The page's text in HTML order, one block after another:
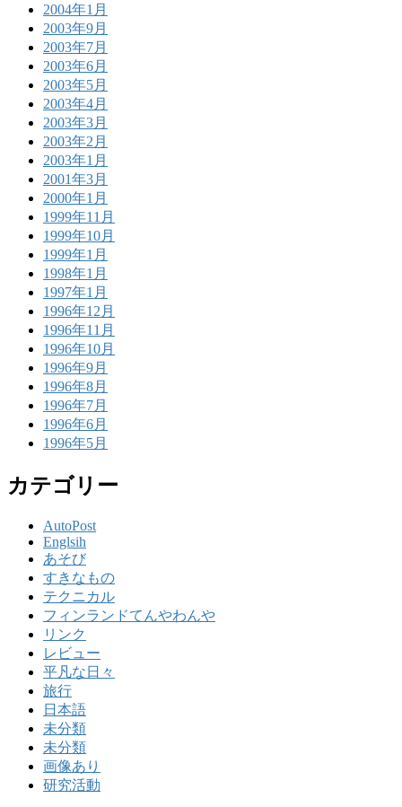
2004年1月
2003年9月
2003年7月
2003年6月
2003年5月
2003年4月
2003年3月
2003年2月
2003年1月
2001年3月
2000年1月
1999年11月
1999年10月
1999年1月
1998年1月
1997年1月
1996年12月
1996年11月
1996年10月
1996年9月
1996年8月
1996年7月
1996年6月
1996年5月
カテゴリー
AutoPost
Englsih
あそび
すきなもの
テクニカル
フィンランドてんやわんや
リンク
レビュー
平凡な日々
旅行
日本語
未分類
未分類
画像あり
研究活動